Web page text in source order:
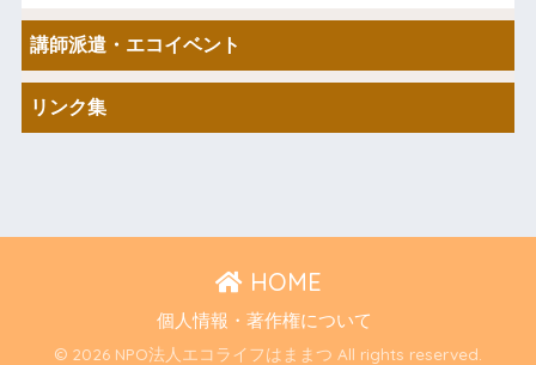
講師派遣・エコイベント
リンク集
HOME
個人情報・著作権について
© 2026 NPO法人エコライフはままつ All rights reserved.